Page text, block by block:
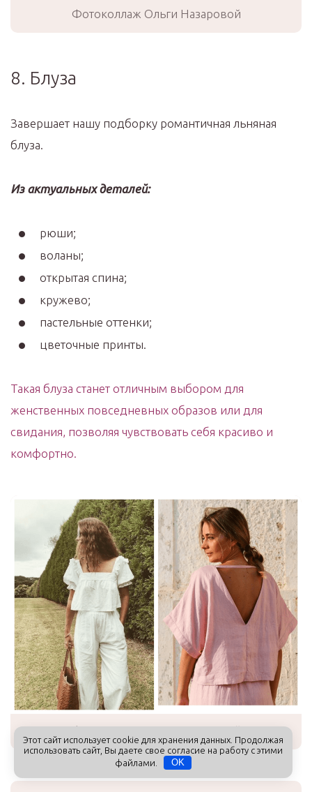
Фотоколлаж Ольги Назаровой
8. Блуза
Завершает нашу подборку романтичная льняная
блуза.
Из актуальных деталей:
рюши;
воланы;
открытая спина;
кружево;
пастельные оттенки;
цветочные принты.
Такая блуза станет отличным выбором для
женственных повседневных образов или для
свидания, позволяя чувствовать себя красиво и
комфортно.
Фотоколлаж Ольги Назаровой
Этот сайт использует cookie для хранения данных. Продолжая
использовать сайт, Вы даете свое согласие на работу с этими
файлами.
OK